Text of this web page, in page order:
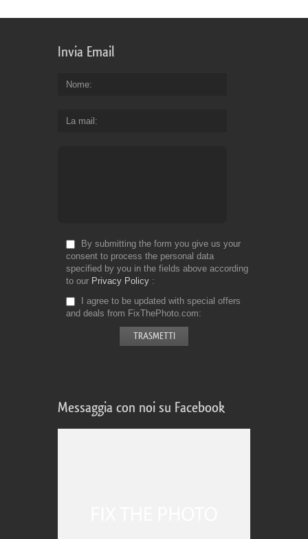
Invia Email
Nome
La mail
By submitting the form you give us your
consent to process the personal data
specified by you in the fields above according
to our Privacy Policy
I agree to be updated with special offers
and deals from FixThePhoto.com
Messaggia con noi su Facebook